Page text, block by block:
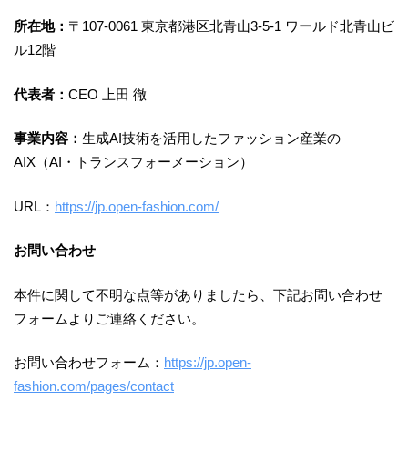
所在地： 〒107-0061 東京都港区北青山3-5-1 ワールド北青山ビ
ル12階
代表者： CEO 上田 徹
事業内容： 生成AI技術を活用したファッション産業の
AIX（AI・トランスフォーメーション）
URL： https://jp.open-fashion.com/
お問い合わせ
本件に関して不明な点等がありましたら、下記お問い合わせ
フォームよりご連絡ください。
お問い合わせフォーム： https://jp.open-
fashion.com/pages/contact